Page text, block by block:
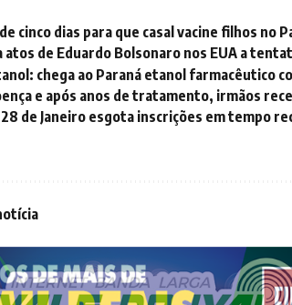
cinco dias para que casal vacine filhos no
atos de Eduardo Bolsonaro nos EUA a
chega ao Paraná etanol farmacêutico
e após anos de tratamento, irmãos
de Janeiro esgota inscrições em tempo